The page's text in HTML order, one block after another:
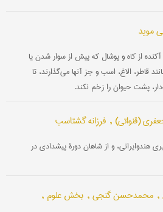
موید
از کاه و پوشال که پیش از سوار شدن یا
قاطر، الاغ، اسب و جز آنها می‌گذارند، تا
پشت حیوان را زخم نكند.
(قنواتی) , فرزانه گشتاسب
هندوایرانی، و از شاهان دورۀ پیشدادی در
, محمدحسن گنجی , بخش علوم ,